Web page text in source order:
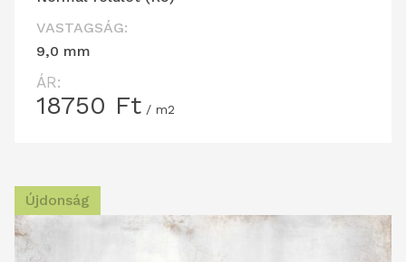
VASTAGSÁG:
9,0 mm
ÁR:
18750 Ft / m2
Újdonság